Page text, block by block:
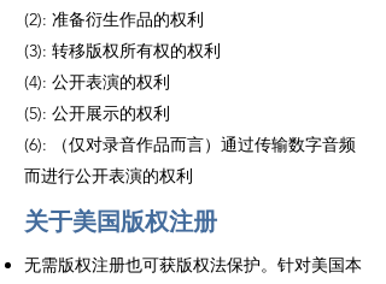
(2): 准备衍生作品的权利
(3): 转移版权所有权的权利
(4): 公开表演的权利
(5): 公开展示的权利
(6): （仅对录音作品而言）通过传输数字音频
而进行公开表演的权利
关于美国版权注册
​无需版权注册也可获版权法保护。针对美国本